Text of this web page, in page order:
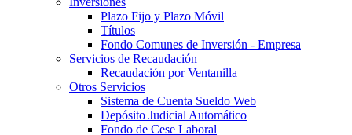
Plazo Fijo y Plazo Móvil
Títulos
Fondo Comunes de Inversión - Empresa
Servicios de Recaudación
Recaudación por Ventanilla
Otros Servicios
Sistema de Cuenta Sueldo Web
Depósito Judicial Automático
Fondo de Cese Laboral